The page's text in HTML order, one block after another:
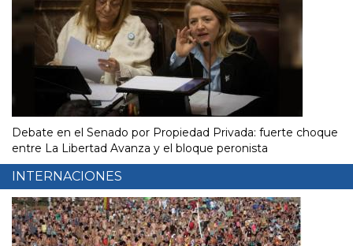
Debate en el Senado por Propiedad Privada: fuerte choque
entre La Libertad Avanza y el bloque peronista
INTERNACIONES